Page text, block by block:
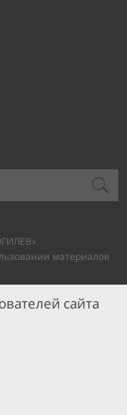
материалов
сайта